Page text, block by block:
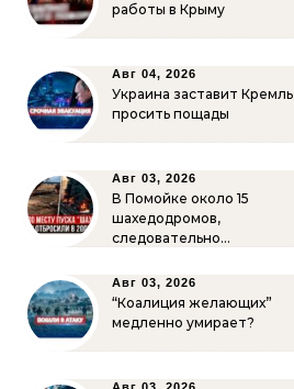
работы в Крыму
Авг 04, 2026
Украина заставит Кремль
просить пощады
Авг 03, 2026
В Помойке около 15
шахедодромов,
следовательно…
Авг 03, 2026
“Коалиция желающих”
медленно умирает?